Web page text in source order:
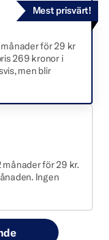
för 29 kr
269 kronor i
men blir
Mest prisvärt!
för 29 kr.
Ingen